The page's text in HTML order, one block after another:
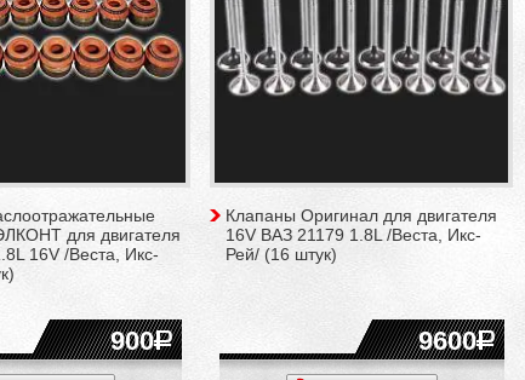
для двигателя
16V /Веста, Икс-
900
Клапаны Оригинал для двигателя
16V ВАЗ 21179 1.8L /Веста, Икс-
Рей/ (16 штук)
9600